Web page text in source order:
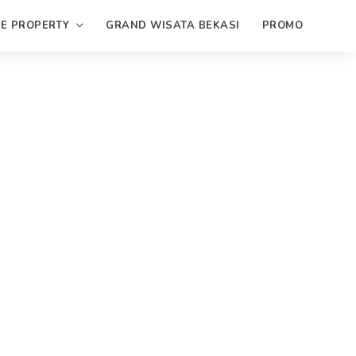
PROPERTY GRAND WISATA BEKASI PROMO